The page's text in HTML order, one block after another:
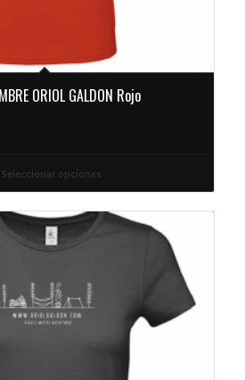
ORIOL GALDON Rojo
Seleccionar opciones